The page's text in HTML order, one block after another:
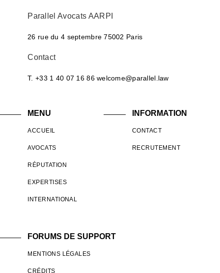
Parallel Avocats AARPI
26 rue du 4 septembre 75002 Paris
Contact
T. +33 1 40 07 16 86 welcome@parallel.law
MENU
ACCUEIL
AVOCATS
RÉPUTATION
EXPERTISES
INTERNATIONAL
INFORMATION
CONTACT
RECRUTEMENT
FORUMS DE SUPPORT
MENTIONS LÉGALES
CRÉDITS